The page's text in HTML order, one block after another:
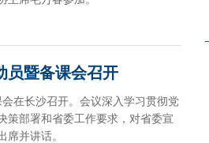
员暨备课会召开
在长沙召开。会议深入学习贯彻党
策部署和省委工作要求，对省委宣
并讲话。